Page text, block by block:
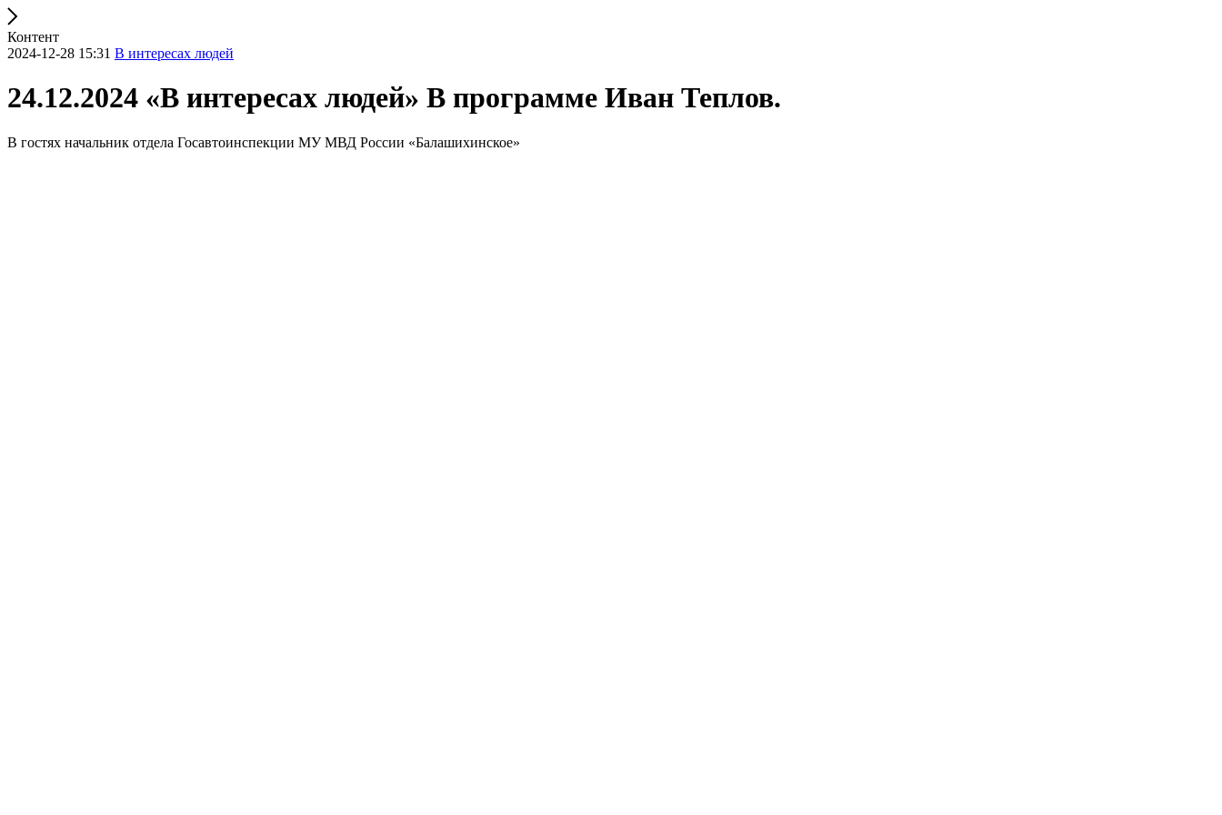
Контент
2024-12-28 15:31 В интересах людей
24.12.2024 «В интересах людей» В программе Иван Теплов.
В гостях начальник отдела Госавтоинспекции МУ МВД России «Балашихинское»